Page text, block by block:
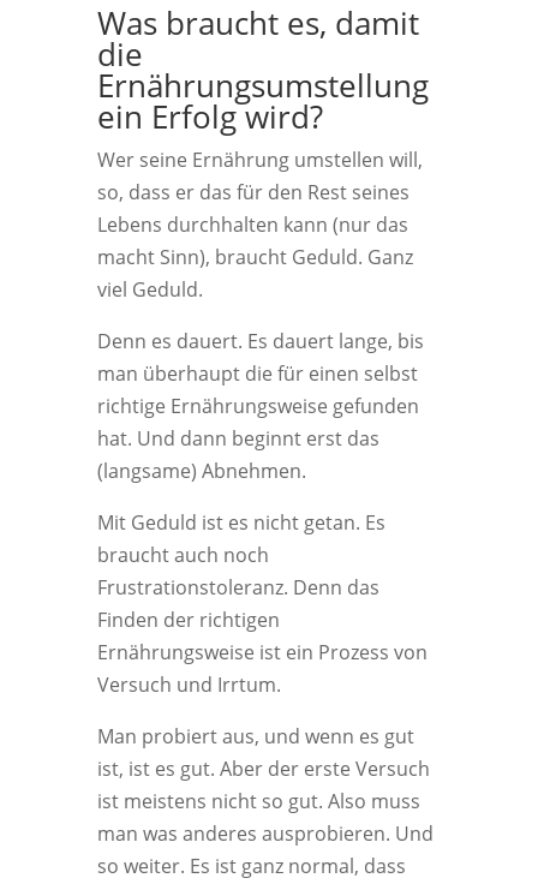
Was braucht es, damit
die
Ernährungsumstellung
ein Erfolg wird?
Wer seine Ernährung umstellen will,
so, dass er das für den Rest seines
Lebens durchhalten kann (nur das
macht Sinn), braucht Geduld. Ganz
viel Geduld.
Denn es dauert. Es dauert lange, bis
man überhaupt die für einen selbst
richtige Ernährungsweise gefunden
hat. Und dann beginnt erst das
(langsame) Abnehmen.
Mit Geduld ist es nicht getan. Es
braucht auch noch
Frustrationstoleranz. Denn das
Finden der richtigen
Ernährungsweise ist ein Prozess von
Versuch und Irrtum.
Man probiert aus, und wenn es gut
ist, ist es gut. Aber der erste Versuch
ist meistens nicht so gut. Also muss
man was anderes ausprobieren. Und
so weiter. Es ist ganz normal, dass